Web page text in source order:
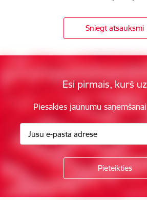
Sniegt atsauksmi
Esi pirmais, kurš
Piesakies jaunumu